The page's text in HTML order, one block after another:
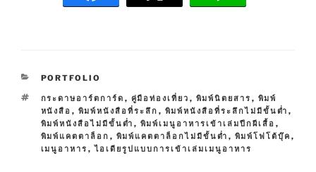
C
T
E
G
O
R
PORTFOLIO
T
A
G
S
กระดาษอาร์ตการ์ด , คู่มือท่องเที่ยว , พิมพ์นิตยสาร , พิมพ์
หนังสือ , พิมพ์หนังสือที่ระลึก , พิมพ์หนังสือที่ระลึกไม่มีขั้นต่ำ ,
พิมพ์หนังสือไม่มีขั้นต่ำ , พิมพ์เมนูอาหารเข้าเล่มปีกผีเสื้อ ,
พิมพ์แคตตาล็อก , พิมพ์แคตตาล็อกไม่มีขั้นต่ำ , พิมพ์โฟโต้บุ๊ค ,
เมนูอาหาร ,ไอเดียรูปแบบการเข้าเล่มเมนูอาหาร